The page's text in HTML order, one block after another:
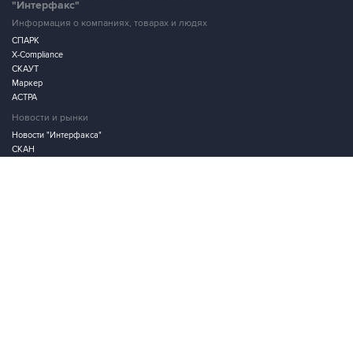
"Интерфакс"
Информация о компаниях, товарах и людях
СПАРК
X-Compliance
СКАУТ
Маркер
АСТРА
Новости и рынки
Новости "Интерфакса"
СКАН